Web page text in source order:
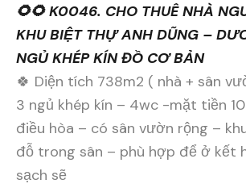
🌻🌻 K0046. CHO THUÊ NHÀ
KHU BIỆT THỰ ANH DŨNG –
NGỦ KHÉP KÍN ĐỒ CƠ BẢN
🍀 Diện tích 738m2 ( nhà + sân
3 ngủ khép kín – 4wc -mặt tiền
điều hòa – có sân vườn rộng –
đỗ trong sân – phù hợp để ở kết
sạch sẽ